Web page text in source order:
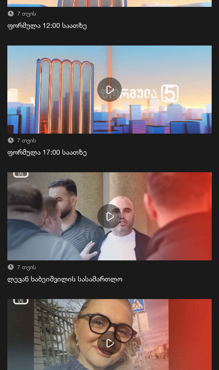
7 თვის
ფორმულა 12:00 საათზე
7 თვის
ფორმულა 17:00 საათზე
7 თვის
ლევან ხაბეიშვილის სასამართლო